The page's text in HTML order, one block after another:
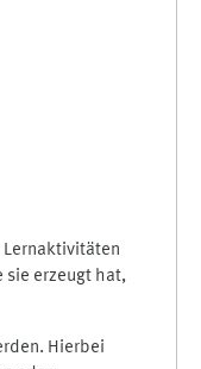
Lernaktivitäten
sie erzeugt hat,
Hierbei